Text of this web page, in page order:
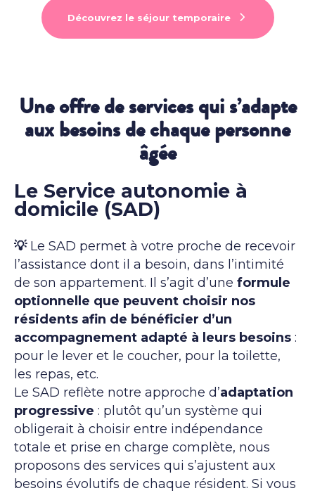
Découvrez le séjour temporaire
Une offre de services qui s’adapte
aux besoins de chaque personne
âgée
Le Service autonomie à
domicile (SAD)
💡 Le SAD permet à votre proche de recevoir
l’assistance dont il a besoin, dans l’intimité
de son appartement. Il s’agit d’une formule
optionnelle que peuvent choisir nos
résidents afin de bénéficier d’un
accompagnement adapté à leurs besoins :
pour le lever et le coucher, pour la toilette,
les repas, etc.
Le SAD reflète notre approche d’adaptation
progressive : plutôt qu’un système qui
obligerait à choisir entre indépendance
totale et prise en charge complète, nous
proposons des services qui s’ajustent aux
besoins évolutifs de chaque résident. Si vous